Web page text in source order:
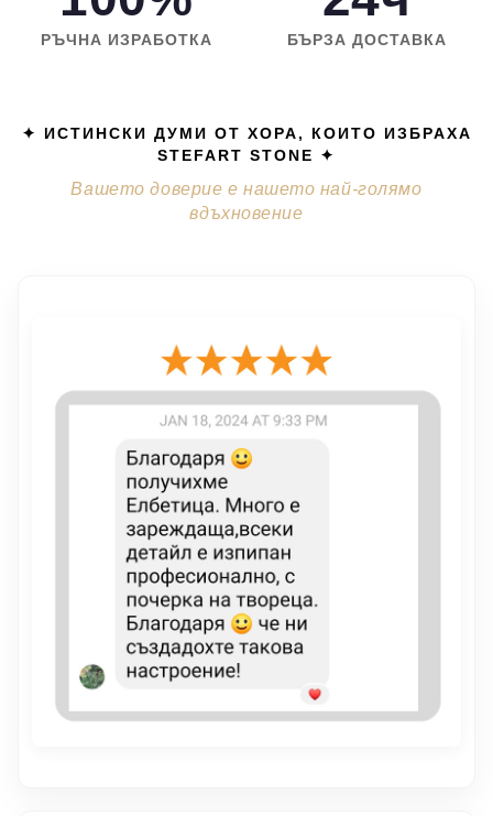
РЪЧНА ИЗРАБОТКА БЪРЗА ДОСТАВКА
✦ ИСТИНСКИ ДУМИ ОТ ХОРА, КОИТО ИЗБРАХА
STEFART STONE ✦
Вашето доверие е нашето най-голямо
вдъхновение